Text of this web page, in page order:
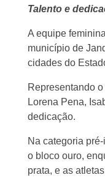
Talento e
A equipe
município de
cidades do
Representando
Lorena Pena,
dedicação.
Na categoria
o bloco ouro,
prata, e as